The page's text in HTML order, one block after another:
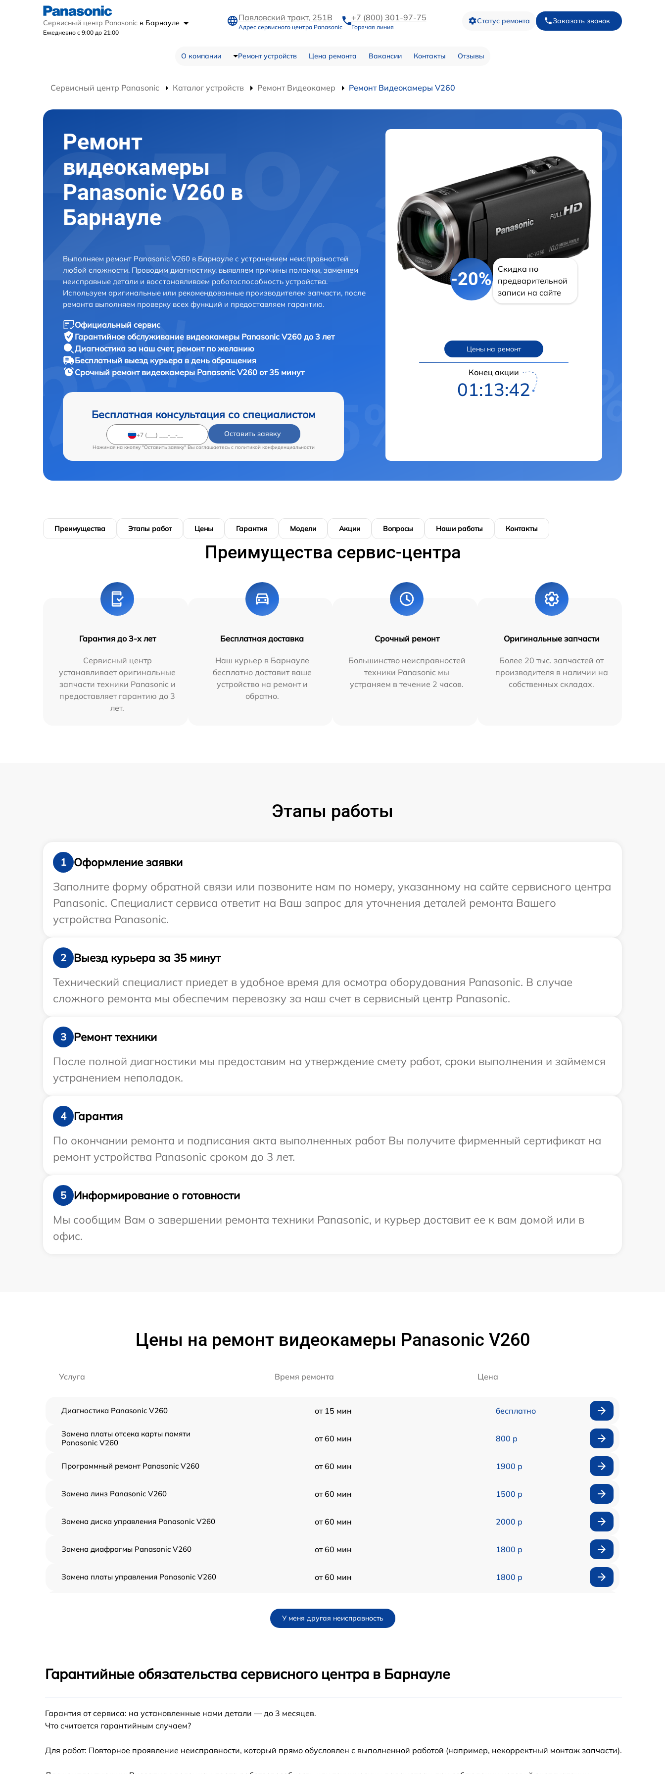
Сервисный центр Panasonic в Барнауле
Ежедневно с 9:00 до 21:00
Павловский тракт, 251В
Адрес сервисного центра Panasonic
+7 (800) 301-97-75
Горячая линия
Статус ремонта Заказать звонок
О компании Ремонт устройств Цена ремонта Вакансии Контакты Отзывы
Сервисный центр Panasonic Каталог устройств Ремонт Видеокамер Ремонт Видеокамеры V260
Ремонт
видеокамеры
Panasonic V260 в
Барнауле
Выполняем ремонт Panasonic V260 в Барнауле с устранением неисправностей
любой сложности. Проводим диагностику, выявляем причины поломки, заменяем
неисправные детали и восстанавливаем работоспособность устройства.
Используем оригинальные или рекомендованные производителем запчасти, после
ремонта выполняем проверку всех функций и предоставляем гарантию.
Официальный сервис
Гарантийное обслуживание видеокамеры Panasonic V260 до 3 лет
Диагностика за наш счет, ремонт по желанию
Бесплатный выезд курьера в день обращения
Срочный ремонт видеокамеры Panasonic V260 от 35 минут
Бесплатная консультация со специалистом
Оставить заявку
Нажимая на кнопку "Оставить заявку" Вы соглашаетесь c политикой конфиденциальности
-20%
Скидка по
предварительной
записи на сайте
Цены на ремонт
Конец акции
01:13:42
Преимущества Этапы работ Цены Гарантия Модели Акции Вопросы Наши работы Контакты
Преимущества сервис-центра
Гарантия до 3-х лет
Сервисный центр
устанавливает оригинальные
запчасти техники Panasonic и
предоставляет гарантию до 3
лет.
Бесплатная доставка
Наш курьер в Барнауле
бесплатно доставит ваше
устройство на ремонт и
обратно.
Срочный ремонт
Большинство неисправностей
техники Panasonic мы
устраняем в течение 2 часов.
Оригинальные запчасти
Более 20 тыс. запчастей от
производителя в наличии на
собственных складах.
Этапы работы
1
Оформление заявки
Заполните форму обратной связи или позвоните нам по номеру, указанному на сайте сервисного центра
Panasonic. Специалист сервиса ответит на Ваш запрос для уточнения деталей ремонта Вашего
устройства Panasonic.
2
Выезд курьера за 35 минут
Технический специалист приедет в удобное время для осмотра оборудования Panasonic. В случае
сложного ремонта мы обеспечим перевозку за наш счет в сервисный центр Panasonic.
3
Ремонт техники
После полной диагностики мы предоставим на утверждение смету работ, сроки выполнения и займемся
устранением неполадок.
4
Гарантия
По окончании ремонта и подписания акта выполненных работ Вы получите фирменный сертификат на
ремонт устройства Panasonic сроком до 3 лет.
5
Информирование о готовности
Мы сообщим Вам о завершении ремонта техники Panasonic, и курьер доставит ее к вам домой или в
офис.
Цены на ремонт видеокамеры Panasonic V260
Услуга Время ремонта Цена
Диагностика Panasonic V260 от 15 мин бесплатно
Замена платы отсека карты памяти
Panasonic V260
от 60 мин 800 р
Программный ремонт Panasonic V260 от 60 мин 1900 р
Замена линз Panasonic V260 от 60 мин 1500 р
Замена диска управления Panasonic V260 от 60 мин 2000 р
Замена диафрагмы Panasonic V260 от 60 мин 1800 р
Замена платы управления Panasonic V260 от 60 мин 1800 р
Замена кнопки включения Panasonic V260 от 60 мин
V260
У меня другая неисправность
Гарантийные обязательства сервисного центра в Барнауле
Гарантия от сервиса: на установленные нами детали — до 3 месяцев.
Что считается гарантийным случаем?
Для работ: Повторное проявление неисправности, который прямо обусловлен с выполненной работой (например, некорректный монтаж запчасти).